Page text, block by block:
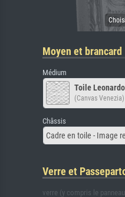
Moyen et brancard
Médium
Toile
(Canvas Venezia)
Châssis
Cadre en toile - Image
Verre et
verre (y compris le